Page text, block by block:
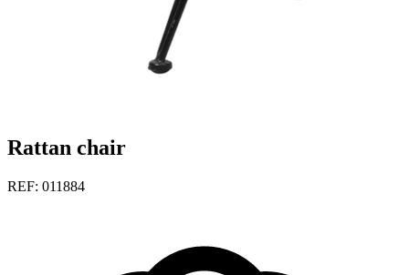
Rattan chair
REF: 011884